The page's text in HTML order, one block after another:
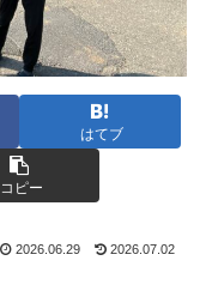
はてブ
コピー
2026.06.29 2026.07.02